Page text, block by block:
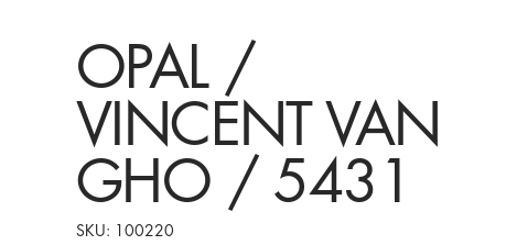
OPAL /
VINCENT VAN
GHO / 5431
SKU:
SKU
100220
100220